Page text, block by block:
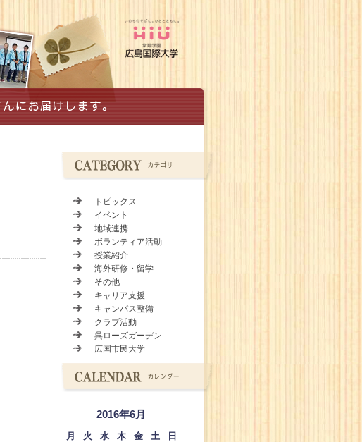
トピックス
イベント
地域連携
ボランティア活動
授業紹介
海外研修・留学
その他
キャリア支援
キャンパス整備
クラブ活動
呉ローズガーデン
広国市民大学
2016年6月
月 火 水 木 金 土 日